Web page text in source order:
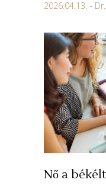
2026.04.13.
Nő a